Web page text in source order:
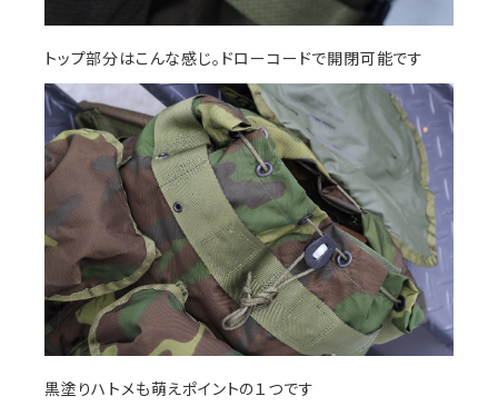
トップ部分はこんな感じ。ドローコードで開閉可能です
黒塗りハトメも萌えポイントの１つです